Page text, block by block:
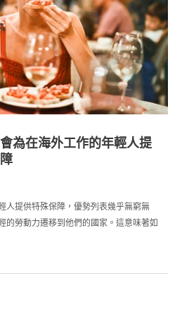
為在海外工作的年輕人提
人提供特殊保障，優勢列表幾乎無窮無
的勞動力遷移到他們的國家。這意味著如